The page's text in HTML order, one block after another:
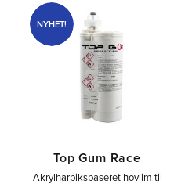
Top Gum Race
Akrylharpiksbaseret hovlim til
NYHET!